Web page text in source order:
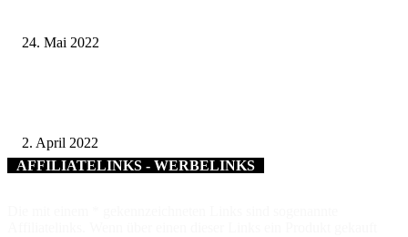
24. Mai 2022
2. April 2022
AFFILIATELINKS - WERBELINKS